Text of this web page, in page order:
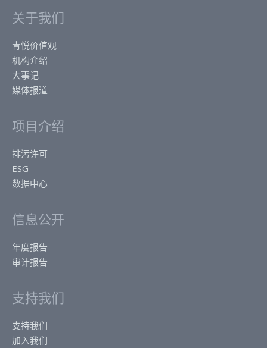
关于我们
青悦价值观
机构介绍
大事记
媒体报道
项目介绍
排污许可
ESG
数据中心
信息公开
年度报告
审计报告
支持我们
支持我们
加入我们